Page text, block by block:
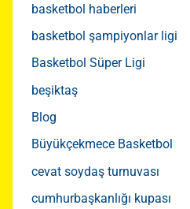
basketbol haberleri
basketbol şampiyonlar ligi
Basketbol Süper Ligi
beşiktaş
Blog
Büyükçekmece Basketbol
cevat soydaş turnuvası
cumhurbaşkanlığı kupası